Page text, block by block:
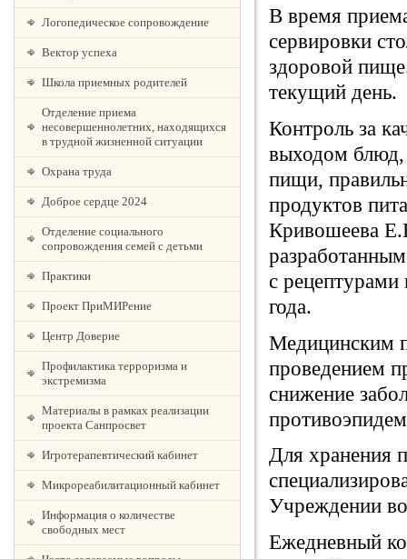
Логопедическое сопровождение
Вектор успеха
Школа приемных родителей
Отделение приема
несовершеннолетних, находящихся
в трудной жизненной ситуации
Охрана труда
Доброе сердце 2024
Отделение социального
сопровождения семей с детьми
Практики
Проект ПриМИРение
Центр Доверие
Профилактика терроризма и
экстремизма
Материалы в рамках реализации
проекта Санпросвет
Игротерапевтический кабинет
Микрореабилитационный кабинет
Информация о количестве
свободных мест
В время
сервировки
здоровой
текущий день.
Контроль за
выходом блюд,
пищи,
продуктов
Кривошеева
с
года.
Медицинским
проведением
снижение
Для хранения
Учреждении
Ежедневный